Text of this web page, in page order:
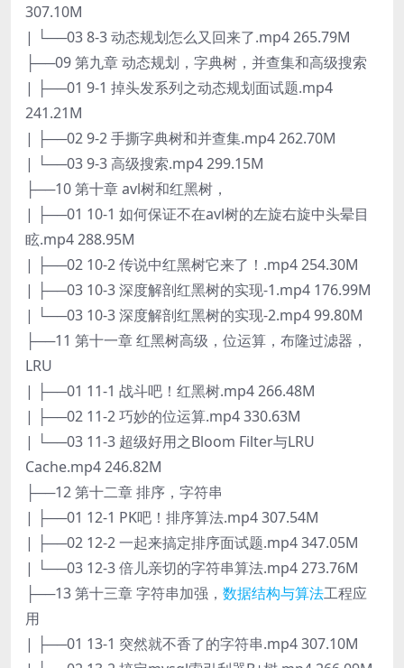
307.10M
| └──03 8-3 动态规划怎么又回来了.mp4 265.79M
├──09 第九章 动态规划，字典树，并查集和高级搜索
| ├──01 9-1 掉头发系列之动态规划面试题.mp4
241.21M
| ├──02 9-2 手撕字典树和并查集.mp4 262.70M
| └──03 9-3 高级搜索.mp4 299.15M
├──10 第十章 avl树和红黑树，
| ├──01 10-1 如何保证不在avl树的左旋右旋中头晕目
眩.mp4 288.95M
| ├──02 10-2 传说中红黑树它来了！.mp4 254.30M
| ├──03 10-3 深度解剖红黑树的实现-1.mp4 176.99M
| └──03 10-3 深度解剖红黑树的实现-2.mp4 99.80M
├──11 第十一章 红黑树高级，位运算，布隆过滤器，
LRU
| ├──01 11-1 战斗吧！红黑树.mp4 266.48M
| ├──02 11-2 巧妙的位运算.mp4 330.63M
| └──03 11-3 超级好用之Bloom Filter与LRU
Cache.mp4 246.82M
├──12 第十二章 排序，字符串
| ├──01 12-1 PK吧！排序算法.mp4 307.54M
| ├──02 12-2 一起来搞定排序面试题.mp4 347.05M
| └──03 12-3 倍儿亲切的字符串算法.mp4 273.76M
├──13 第十三章 字符串加强， 数据结构与算法工程应
用
| ├──01 13-1 突然就不香了的字符串.mp4 307.10M